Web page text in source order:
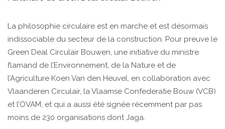
La philosophie circulaire est en marche et est désormais
indissociable du secteur de la construction. Pour preuve le
Green Deal Circulair Bouwen, une initiative du ministre
flamand de l’Environnement, de la Nature et de
l’Agriculture Koen Van den Heuvel, en collaboration avec
Vlaanderen Circulair, la Vlaamse Confederatie Bouw (VCB)
et l’OVAM, et qui a aussi été signée récemment par pas
moins de 230 organisations dont Jaga.